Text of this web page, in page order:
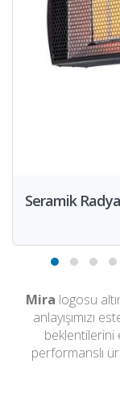
Seramik
Mira logosu
anlayışımızı
beklentilerini
performanslı